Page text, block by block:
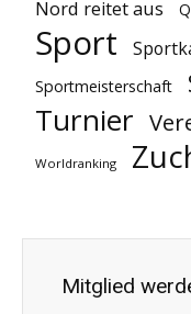
Nord reitet aus
Sport
Sportmeisterschaft
Turnier
Worldranking
Mitglied